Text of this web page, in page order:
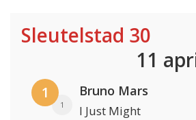
Sleutelstad 30
11
1
1
Bruno Mars
I Just Might